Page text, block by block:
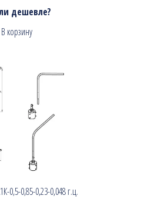
дешевле?
В корзину
0,5-0,85-0,23-0,048 г.ц.